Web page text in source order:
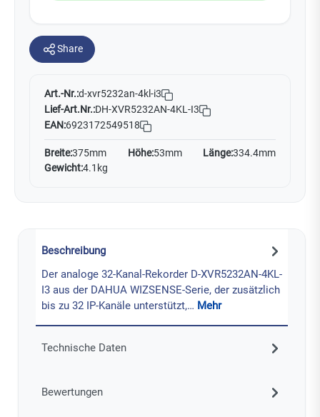
Share
Art.-Nr.:d-xvr5232an-4kl-i3
Lief-Art.Nr.:DH-XVR5232AN-4KL-I3
EAN:6923172549518
Breite:375mm Höhe:53mm Länge:334.4mm
Gewicht:4.1kg
Beschreibung
Der analoge 32-Kanal-Rekorder D-XVR5232AN-4KL-
I3 aus der DAHUA WIZSENSE-Serie, der zusätzlich
bis zu 32 IP-Kanäle unterstützt,… Mehr
Technische Daten
Bewertungen